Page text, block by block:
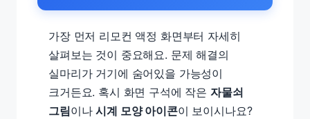
가장 먼저 리모컨 액정 화면부터 자세히
살펴보는 것이 중요해요. 문제 해결의
실마리가 거기에 숨어있을 가능성이
크거든요. 혹시 화면 구석에 작은 자물쇠
그림이나시계 모양 아이콘이 보이시나요?